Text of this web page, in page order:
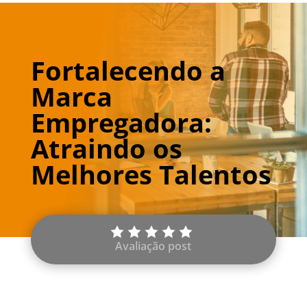
Fortalecendo a
Marca
Empregadora:
Atraindo os
Melhores Talentos
Avaliação post